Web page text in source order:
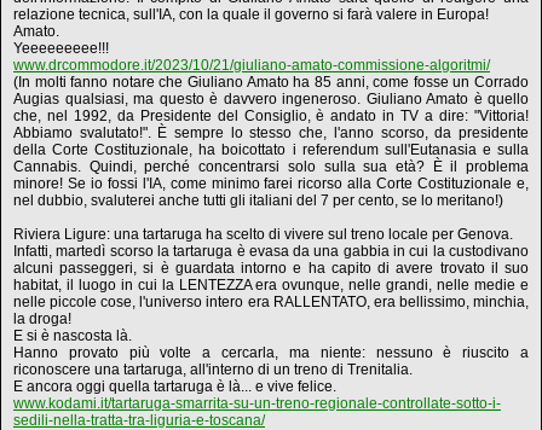
relazione tecnica, sull'IA, con la quale il governo si farà valere in Europa!
Amato.
Yeeeeeeeee!!!
www.drcommodore.it/2023/10/21/giuliano-amato-commissione-algoritmi/
(In molti fanno notare che Giuliano Amato ha 85 anni, come fosse un Corrado
Augias qualsiasi, ma questo è davvero ingeneroso. Giuliano Amato è quello
che, nel 1992, da Presidente del Consiglio, è andato in TV a dire: "Vittoria!
Abbiamo svalutato!". È sempre lo stesso che, l'anno scorso, da presidente
della Corte Costituzionale, ha boicottato i referendum sull'Eutanasia e sulla
Cannabis. Quindi, perché concentrarsi solo sulla sua età? È il problema
minore! Se io fossi l'IA, come minimo farei ricorso alla Corte Costituzionale e,
nel dubbio, svaluterei anche tutti gli italiani del 7 per cento, se lo meritano!)
Riviera Ligure: una tartaruga ha scelto di vivere sul treno locale per Genova.
Infatti, martedì scorso la tartaruga è evasa da una gabbia in cui la custodivano
alcuni passeggeri, si è guardata intorno e ha capito di avere trovato il suo
habitat, il luogo in cui la LENTEZZA era ovunque, nelle grandi, nelle medie e
nelle piccole cose, l'universo intero era RALLENTATO, era bellissimo, minchia,
la droga!
E si è nascosta là.
Hanno provato più volte a cercarla, ma niente: nessuno è riuscito a
riconoscere una tartaruga, all'interno di un treno di Trenitalia.
E ancora oggi quella tartaruga è là... e vive felice.
www.kodami.it/tartaruga-smarrita-su-un-treno-regionale-controllate-sotto-i-
sedili-nella-tratta-tra-liguria-e-toscana/